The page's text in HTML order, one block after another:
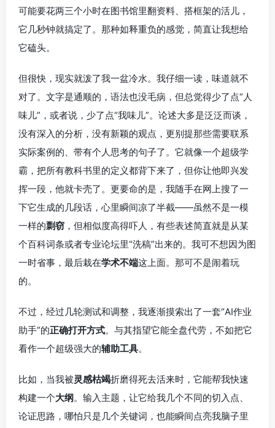
可能要花两三个小时在图书馆里翻资料、搭框架的活儿，
它几秒钟就搞定了。那种如释重负的感觉，简直让我想给
它磕头。
但很快，现实就泼了我一盆冷水。我仔细一读，味道就不
对了。文字是通顺的，语法也没毛病，但总觉得少了点“人
味儿”，或者说，少了点“我味儿”。论述大多是泛泛而谈，
没有深入的分析，没有新颖的观点，更别提那些需要联系
实际案例的、带有个人思考的句子了。它就像一个超级学
霸，把所有教科书里的定义都背下来了，但你让他即兴发
挥一段，他就卡壳了。更要命的是，我随手在网上搜了一
下它生成的几段话，心里瞬间凉了半截——虽然不是一模
一样的剽窃 ，但相似度高得吓人，有些表述简直就是从某
个百科词条或者专业论坛里“洗稿”出来的。我可不想因为图
一时省事，最后栽在学术不端这上面。那可不是闹着玩
的。
不过，经过几轮测试和调整，我逐渐摸索出了一套“AI作业
助手”的正确打开方式。与其指望它能全盘代劳，不如把它
看作一个超级强大的辅助工具。
比如，当我被灵感枯竭折磨得死去活来时，它能帮我快速
构建一个大纲。输入主题，让它给我几个不同的切入点、
论证思路，哪怕只是几个关键词，也能瞬间点亮我脑子里